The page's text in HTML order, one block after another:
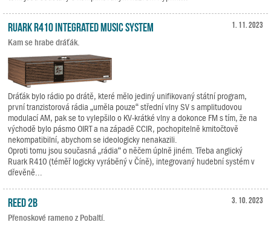
1. 11. 2023
Ruark R410 Integrated Music System
Kam se hrabe dráťák.
Dráťák bylo rádio po drátě, které mělo jediný unifikovaný státní program,
první tranzistorová rádia „uměla pouze“ střední vlny SV s amplitudovou
modulací AM, pak se to vylepšilo o KV-krátké vlny a dokonce FM s tím, že na
východě bylo pásmo OIRT a na západě CCIR, pochopitelně kmitočtově
nekompatibilní, abychom se ideologicky nenakazili.
Oproti tomu jsou současná „rádia“ o něčem úplně jiném. Třeba anglický
Ruark R410 (téměř logicky vyráběný v Číně), integrovaný hudební systém v
dřevěně...
3. 10. 2023
Reed 2B
Přenoskové rameno z Pobaltí.